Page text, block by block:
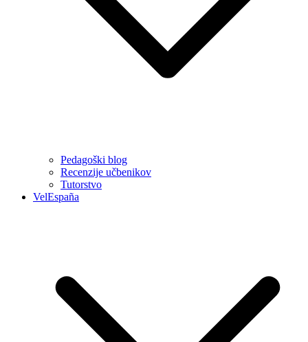
Pedagoški blog
Recenzije učbenikov
Tutorstvo
VelEspaña